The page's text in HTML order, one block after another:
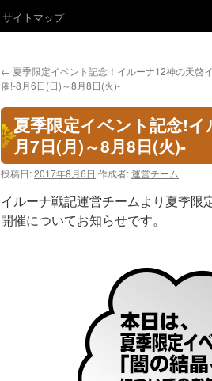
サイトマップ
← 夏季限定イベント記念！イルーナ12神の天啓
催!-8月6日(日)～8月8日(火)-
夏季限定イベント記念!
月7日(月)～8月8日(火)-
投稿日:2017年8月6日 作成者:運営チーム
イルーナ戦記運営チームより夏季限
開催についてお知らせです。